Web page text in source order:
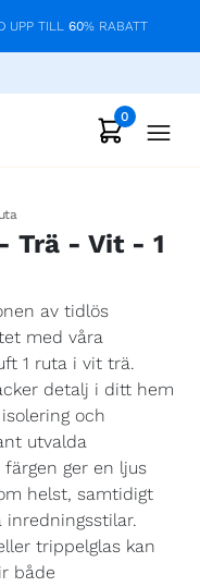
UPP TILL 60% RABATT
0
Trä - Vit - 1
av tidlös
med våra
1 ruta i vit trä.
detalj i ditt hem
och
utvalda
ger en ljus
helst, samtidigt
trippelglas kan
både